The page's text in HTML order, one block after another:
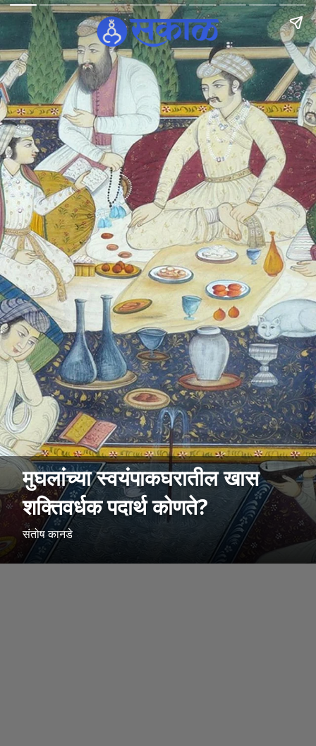
मुघलांच्या स्वयंपाकघरातील खास
शक्तिवर्धक पदार्थ कोणते?
संतोष कानडे